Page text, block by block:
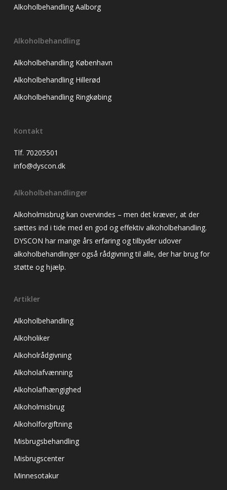
Alkoholbehandling Aalborg
Alkoholbehandling
Alkoholbehandling København
Alkoholbehandling Hillerød
Alkoholbehandling Ringkøbing
Kontakt
Tlf. 70205501
info@dyscon.dk
Alkoholbehandlinger
Alkoholmisbrug kan overvindes – men det kræver, at der
sættes ind i tide med en god og effektiv alkoholbehandling.
DYSCON har mange års erfaring og tilbyder udover
alkoholbehandlinger også rådgivning til alle, der har brug for
støtte og hjælp.
Artikler
Alkoholbehandling
Alkoholiker
Alkoholrådgivning
Alkoholafvænning
Alkoholafhængighed
Alkoholmisbrug
Alkoholforgiftning
Misbrugsbehandling
Misbrugscenter
Minnesotakur